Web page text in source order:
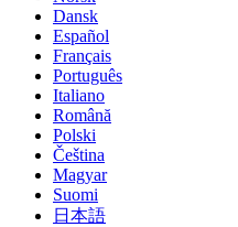
Dansk
Español
Français
Português
Italiano
Română
Polski
Čeština
Magyar
Suomi
日本語